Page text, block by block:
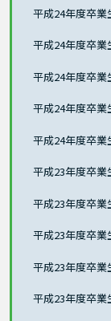
平成24年度卒
平成24年度卒
平成24年度卒
平成24年度卒
平成24年度卒
平成23年度卒
平成23年度卒
平成23年度卒
平成23年度卒
平成23年度卒